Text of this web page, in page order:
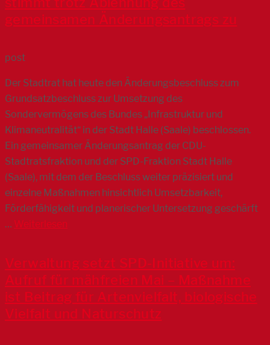
gemeinsamen Änderungsantrags zu
post
Der Stadtrat hat heute den Änderungsbeschluss zum
Grundsatzbeschluss zur Umsetzung des
Sondervermögens des Bundes „Infrastruktur und
Klimaneutralität“ in der Stadt Halle (Saale) beschlossen.
Ein gemeinsamer Änderungsantrag der CDU-
Stadtratsfraktion und der SPD-Fraktion Stadt Halle
(Saale), mit dem der Beschluss weiter präzisiert und
einzelne Maßnahmen hinsichtlich Umsetzbarkeit,
Förderfähigkeit und planerischer Untersetzung geschärft
… Weiterlesen
Verwaltung setzt SPD-Initiative um:
Aufruf für mähfreien Mai – Maßnahme
ist Beitrag für Artenvielfalt, biologische
Vielfalt und Naturschutz